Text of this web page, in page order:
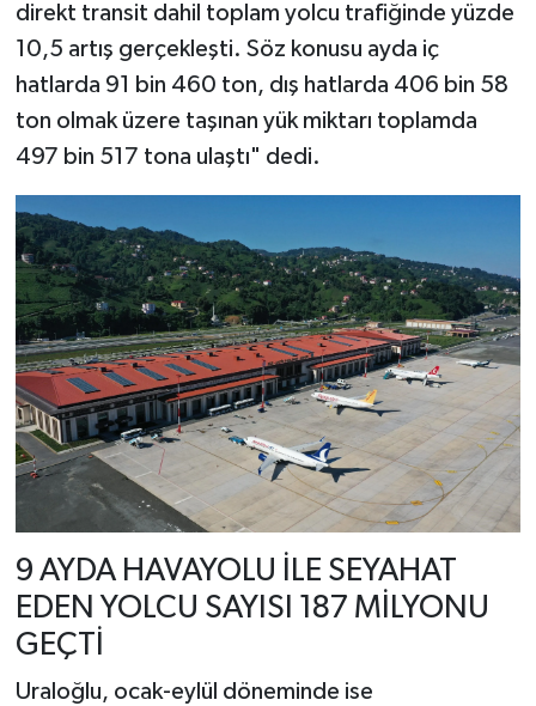
direkt transit dahil toplam yolcu trafiğinde yüzde
10,5 artış gerçekleşti. Söz konusu ayda iç
hatlarda 91 bin 460 ton, dış hatlarda 406 bin 58
ton olmak üzere taşınan yük miktarı toplamda
497 bin 517 tona ulaştı" dedi.
9 AYDA HAVAYOLU İLE SEYAHAT
EDEN YOLCU SAYISI 187 MİLYONU
GEÇTİ
Uraloğlu, ocak-eylül döneminde ise